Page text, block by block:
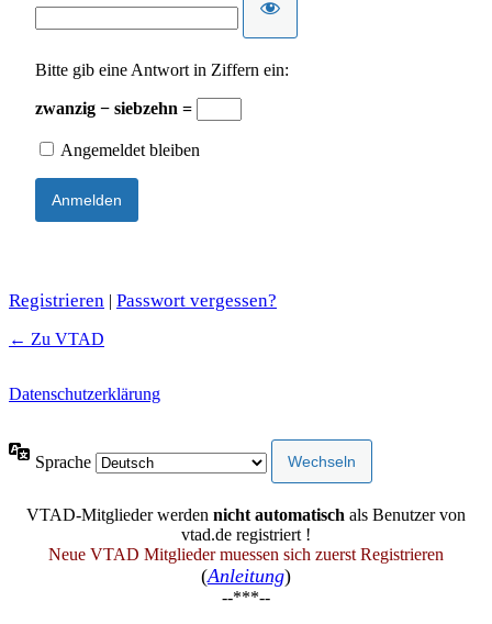
Bitte gib eine Antwort in Ziffern ein:
zwanzig − siebzehn =
Angemeldet bleiben
Registrieren | Passwort vergessen?
← Zu VTAD
Datenschutzerklärung
Sprache
VTAD-Mitglieder werden nicht automatisch als Benutzer von
vtad.de registriert !
Neue VTAD Mitglieder muessen sich zuerst Registrieren
(Anleitung)
--***--